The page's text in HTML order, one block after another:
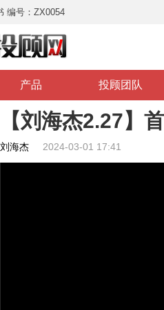
编号：ZX0054
产品 投顾团队
【刘海杰2.27】
刘海杰 2024-03-01 17:41